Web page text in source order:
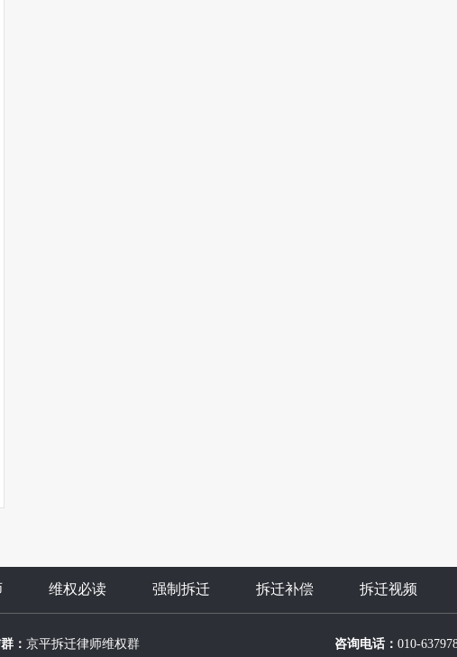
维权必读 强制拆迁 拆迁补偿 拆迁视频
： 京平拆迁律师维权群 咨询电话： 010-